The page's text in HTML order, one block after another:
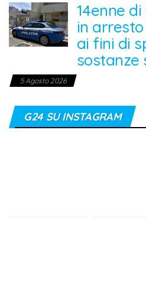
14enne
in
ai fini di
sostanze
5 Agosto 2026
G24 SU INSTAGRAM